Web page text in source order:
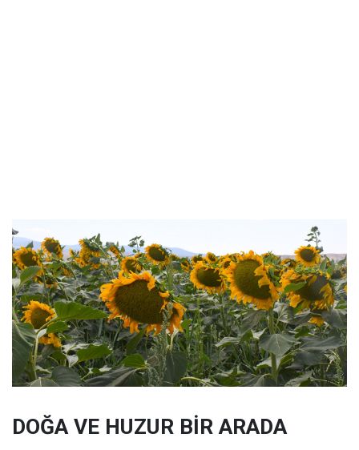
DOĞA VE HUZUR BİR ARADA